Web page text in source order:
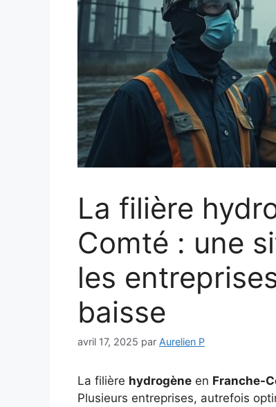
La filière
Comté : une
les
baisse
avril 17, 2025 par Aurelien P
La filière hydrogène en Franche-
Plusieurs entreprises, autrefois